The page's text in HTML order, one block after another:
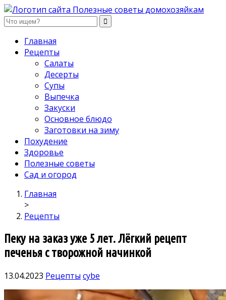
Полезные советы домохозяйкам
Главная
Рецепты
Салаты
Десерты
Супы
Выпечка
Закуски
Основное блюдо
Заготовки на зиму
Похудение
Здоровье
Полезные советы
Сад и огород
Главная
>
Рецепты
Пеку на заказ уже 5 лет. Лёгкий рецепт
печенья с творожной начинкой
13.04.2023 Рецепты cybe